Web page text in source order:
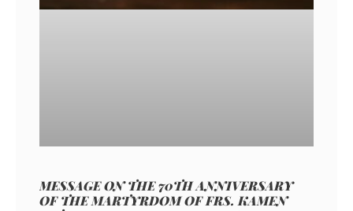
MESSAGE ON THE 70TH ANNIVERSARY
OF THE MARTYRDOM OF FRS. KAMEN